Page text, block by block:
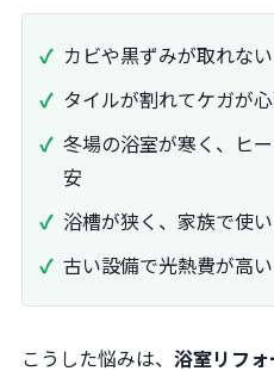
カビや黒ずみが取れない
タイルが割れてケガが
冬場の浴室が寒く、ヒ
安
浴槽が狭く、家族で使
古い設備で光熱費が高い
こうした悩みは、 浴室リフォ